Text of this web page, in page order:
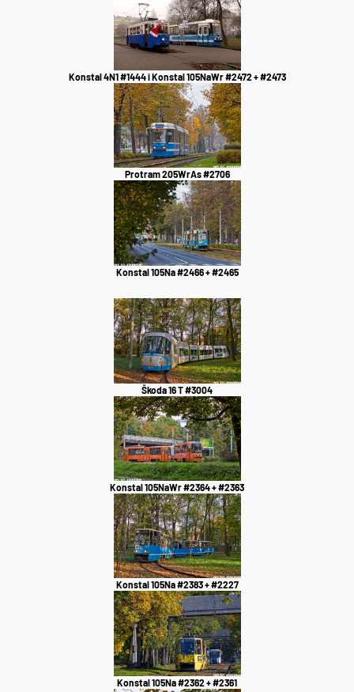
Konstal 4N1 #1444 i Konstal 105NaWr #2472 + #2473
Protram 205WrAs #2706
Konstal 105Na #2466 + #2465
Škoda 16 T #3004
Konstal 105NaWr #2364 + #2363
Konstal 105Na #2383 + #2227
Konstal 105Na #2362 + #2361